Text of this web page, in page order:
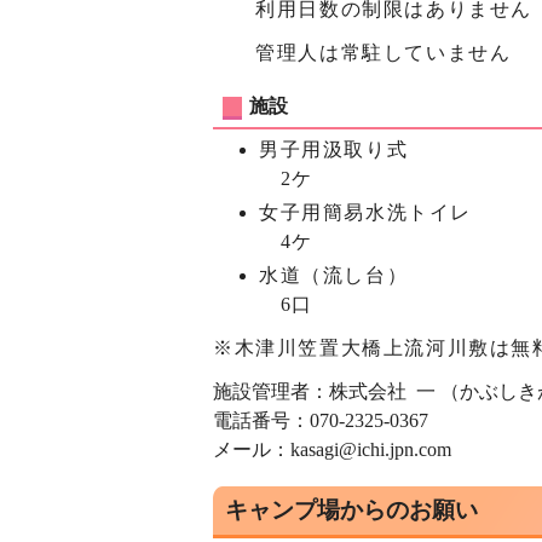
利用日数の制限はありません
管理人は常駐していません
施設
男子用汲取り式
2ケ
女子用簡易水洗トイレ
4ケ
水道（流し台）
6口
※木津川笠置大橋上流河川敷は無
施設管理者：株式会社 一 （かぶし
電話番号：070-2325-0367
メール：kasagi@ichi.jpn.com
キャンプ場からのお願い